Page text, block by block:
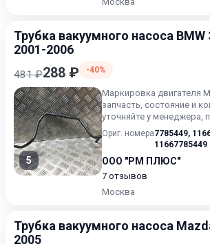
Трубка вакуумного насоса
2001-2006
481 ₽288 ₽ -40%
5
Маркировка двигателя
запчасть, состояние и
уточняйте у менеджера,
от 14 до 30 дней.
Ориг. номера7785449,
11667785449
ООО "РМ ПЛЮС"
7 отзывов
Москва
Трубка вакуумного насоса
2005